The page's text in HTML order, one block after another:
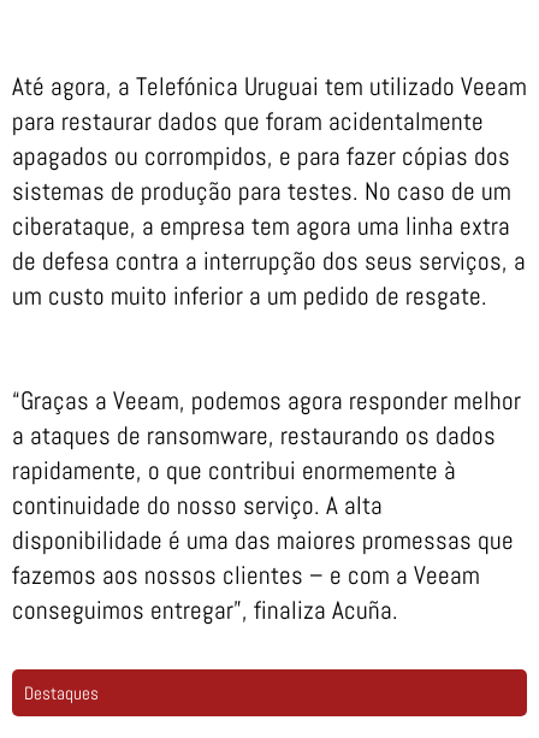
Até agora, a Telefónica Uruguai tem utilizado Veeam
para restaurar dados que foram acidentalmente
apagados ou corrompidos, e para fazer cópias dos
sistemas de produção para testes. No caso de um
ciberataque, a empresa tem agora uma linha extra
de defesa contra a interrupção dos seus serviços, a
um custo muito inferior a um pedido de resgate.
“Graças a Veeam, podemos agora responder melhor
a ataques de ransomware, restaurando os dados
rapidamente, o que contribui enormemente à
continuidade do nosso serviço. A alta
disponibilidade é uma das maiores promessas que
fazemos aos nossos clientes – e com a Veeam
conseguimos entregar”, finaliza Acuña.
Destaques